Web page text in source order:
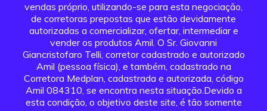
vendas próprio, utilizando-se para esta negociação,
de corretoras prepostas que estão devidamente
autorizadas a comercializar, ofertar, intermediar e
vender os produtos Amil. O Sr. Giovanni
Giancristofaro Telli, corretor cadastrado e autorizado
Amil (pessoa física), e também, cadastrado na
Corretora Medplan, cadastrada e autorizada, código
Amil 084310, se encontra nesta situação.Devido a
esta condição, o objetivo deste site, é tão somente